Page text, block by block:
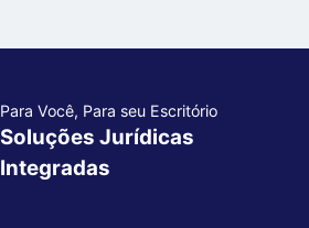
Para Você, Para seu Escritório
Soluções Jurídicas
Integradas